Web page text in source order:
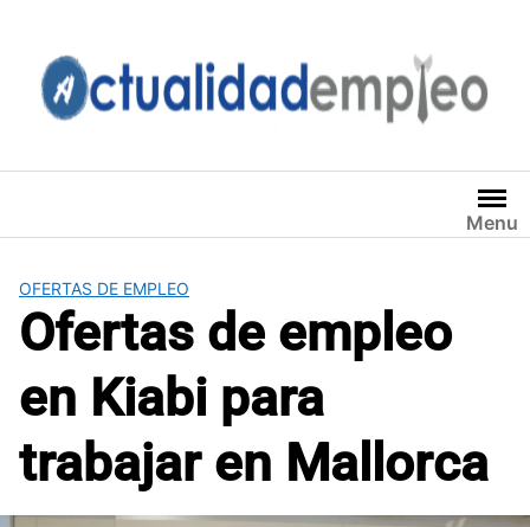
contenido
Menu
OFERTAS DE EMPLEO
Ofertas de empleo
en Kiabi para
trabajar en Mallorca